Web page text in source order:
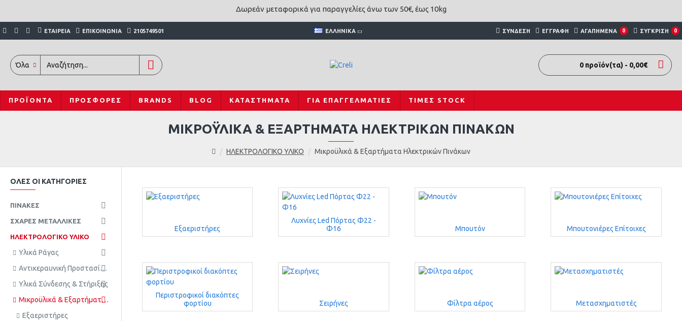
Δωρεάν μεταφορικά για παραγγελίες άνω των 50€, έως 10kg
ΕΤΑΙΡΕΊΑ ΕΠΙΚΟΙΝΩΝΊΑ 2105749501 ΕΛΛΗΝΙΚΆ ΣΎΝΔΕΣΗ ΕΓΓΡΑΦΉ ΑΓΑΠΗΜΈΝΑ 0 ΣΎΓΚΡΙΣΗ 0
Όλα 0 προϊόν(τα) - 0,00€
ΠΡΟΪΌΝΤΑ ΠΡΟΣΦΟΡΈΣ BRANDS BLOG ΚΑΤΑΣΤΗΜΑΤΑ ΓΙΑ ΕΠΑΓΓΕΛΜΑΤΙΕΣ ΤΙΜΕΣ STOCK
ΗΛΕΚΤΡΟΛΟΓΙΚΟ ΥΛΙΚΟ Μικροϋλικά & Εξαρτήματα Ηλεκτρικών Πινάκων
ΜΙΚΡΟΫΛΙΚΆ & ΕΞΑΡΤΉΜΑΤΑ ΗΛΕΚΤΡΙΚΏΝ ΠΙΝΆΚΩΝ
ΟΛΕΣ ΟΙ ΚΑΤΗΓΟΡΙΕΣ
ΠΊΝΑΚΕΣ
ΣΧΆΡΕΣ ΜΕΤΑΛΛΙΚΈΣ
ΗΛΕΚΤΡΟΛΟΓΙΚΟ ΥΛΙΚΟ
Υλικά Ράγας
Αντικεραυνική Προστασία - Γείωση
Υλικά Σύνδεσης & Στήριξης
Μικροϋλικά & Εξαρτήματα Ηλεκτρικών Πινάκων
Εξαεριστήρες
Εξαεριστήρες
Λυχνίες Led Πόρτας Φ22 -
Φ16
Μπουτόν Μπουτονιέρες Επίτοιχες
Περιστροφικοί διακόπτες
φορτίου
Σειρήνες Φίλτρα αέρος Μετασχηματιστές